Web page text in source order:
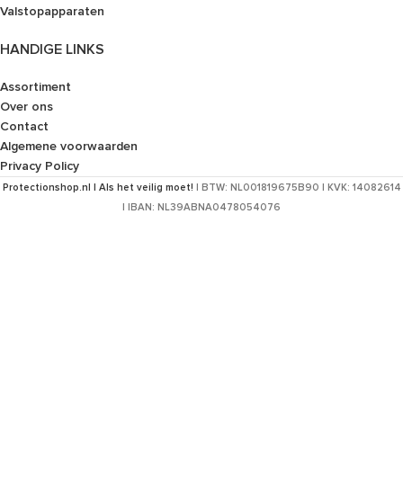
Valstopapparaten
HANDIGE LINKS
Assortiment
Over ons
Contact
Algemene voorwaarden
Privacy Policy
Protectionshop.nl | Als het veilig moet! | BTW: NL001819675B90 | KVK: 14082614
| IBAN: NL39ABNA0478054076